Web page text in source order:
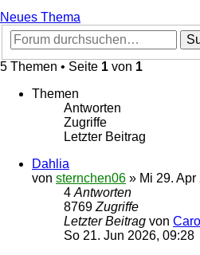
Neues Thema
5 Themen • Seite 1 von 1
Themen
Antworten
Zugriffe
Letzter Beitrag
Dahlia
von sternchen06 » Mi 29.
4 Antworten
8769 Zugriffe
Letzter Beitrag von
So 21. Jun 2026, 09:28